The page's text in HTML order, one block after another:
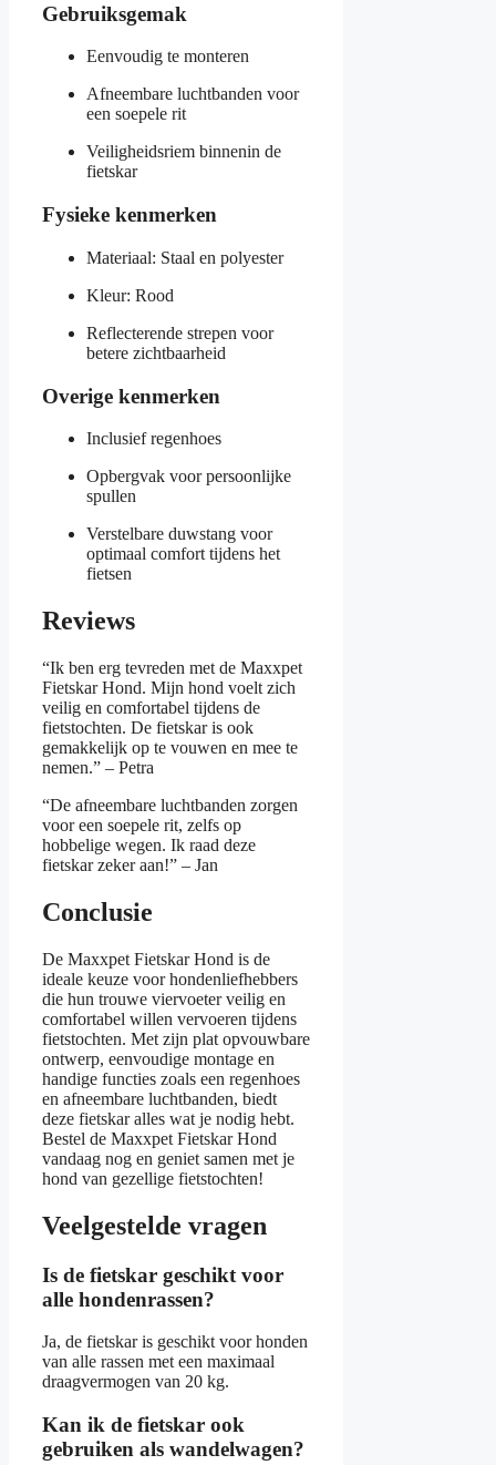
Gebruiksgemak
Eenvoudig te monteren
Afneembare luchtbanden voor
een soepele rit
Veiligheidsriem binnenin de
fietskar
Fysieke kenmerken
Materiaal: Staal en polyester
Kleur: Rood
Reflecterende strepen voor
betere zichtbaarheid
Overige kenmerken
Inclusief regenhoes
Opbergvak voor persoonlijke
spullen
Verstelbare duwstang voor
optimaal comfort tijdens het
fietsen
Reviews
“Ik ben erg tevreden met de Maxxpet
Fietskar Hond. Mijn hond voelt zich
veilig en comfortabel tijdens de
fietstochten. De fietskar is ook
gemakkelijk op te vouwen en mee te
nemen.” – Petra
“De afneembare luchtbanden zorgen
voor een soepele rit, zelfs op
hobbelige wegen. Ik raad deze
fietskar zeker aan!” – Jan
Conclusie
De Maxxpet Fietskar Hond is de
ideale keuze voor hondenliefhebbers
die hun trouwe viervoeter veilig en
comfortabel willen vervoeren tijdens
fietstochten. Met zijn plat opvouwbare
ontwerp, eenvoudige montage en
handige functies zoals een regenhoes
en afneembare luchtbanden, biedt
deze fietskar alles wat je nodig hebt.
Bestel de Maxxpet Fietskar Hond
vandaag nog en geniet samen met je
hond van gezellige fietstochten!
Veelgestelde vragen
Is de fietskar geschikt voor
alle hondenrassen?
Ja, de fietskar is geschikt voor honden
van alle rassen met een maximaal
draagvermogen van 20 kg.
Kan ik de fietskar ook
gebruiken als wandelwagen?